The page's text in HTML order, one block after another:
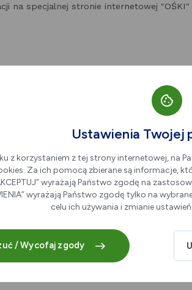
na specjalnej stronie internetowej "OŚKI"
Ustawienia Twojej
z korzystaniem z tej strony internetowej, na
Za ich pomocą zbierane są informacje,
wyrażają Państwo zgodę na
wyrażają Państwo zgodę tylko na
celu ich używania i zmianie
/ Wycofaj zgody